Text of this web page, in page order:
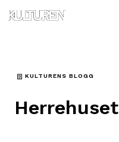
navigationen
innehållet
efter:
KULTURENS BLOGG